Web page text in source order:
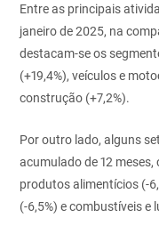
Entre as principais
janeiro de 2025, na
destacam-se os
(+19,4%), veículos e
construção (+7,2%).
Por outro lado, alguns
acumulado de 12
produtos alimentícios (-
(-6,5%) e combustíveis e